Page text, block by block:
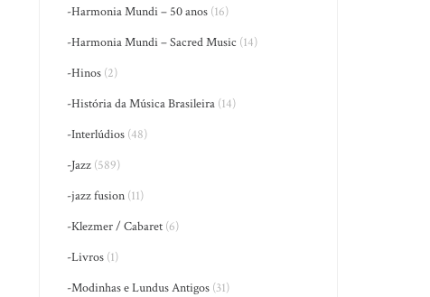
-Harmonia Mundi – 50 anos (16)
-Harmonia Mundi – Sacred Music (14)
-Hinos (2)
-História da Música Brasileira (14)
-Interlúdios (48)
-Jazz (589)
-jazz fusion (11)
-Klezmer / Cabaret (6)
-Livros (1)
-Modinhas e Lundus Antigos (31)